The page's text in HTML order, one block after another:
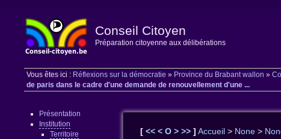
Conseil Citoyen
Préparation citoyenne aux délibérations
Vous êtes ici : Réflexions sur la démocratie » Province du Brabant wallon »
de paris dans le cadre d'une demande de renouvellement d'une ...
Présentation
Institution
Territoire
[<<<O>>>] Accueil > None >